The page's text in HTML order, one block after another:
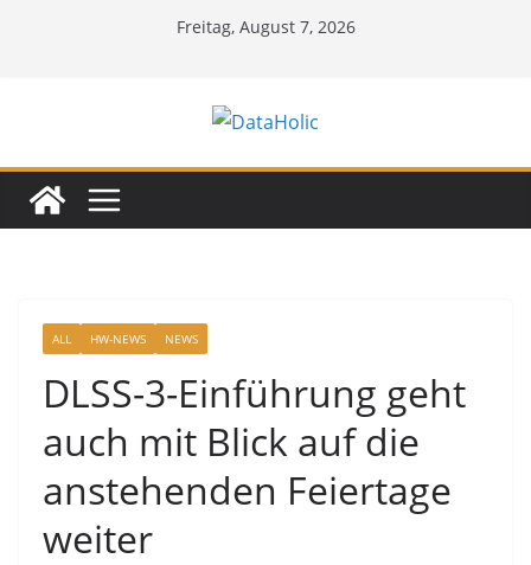
Freitag, August 7, 2026
ALL HW-NEWS NEWS
DLSS-3-Einführung geht
auch mit Blick auf die
anstehenden Feiertage
weiter